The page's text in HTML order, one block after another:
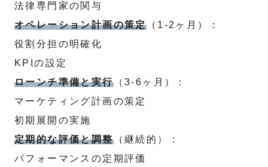
法律専門家の関与
オペレーション計画の策定（1-2ヶ月）：
役割分担の明確化
KPIの設定
ローンチ準備と実行（3-6ヶ月）：
マーケティング計画の策定
初期展開の実施
定期的な評価と調整（継続的）：
パフォーマンスの定期評価